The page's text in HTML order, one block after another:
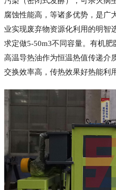
腐蚀性能高，等诸多优势，是广
业实现废弃物资源化利用的明智
求定做5-50m3不同容量。有机
高温导热油作为恒温热值传递介
交换效率高，传热效果好热能利